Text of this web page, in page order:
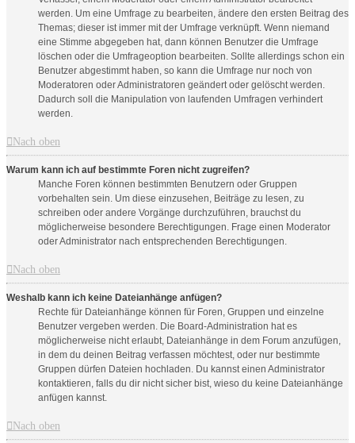
werden. Um eine Umfrage zu bearbeiten, ändere den ersten Beitrag des
Themas; dieser ist immer mit der Umfrage verknüpft. Wenn niemand
eine Stimme abgegeben hat, dann können Benutzer die Umfrage
löschen oder die Umfrageoption bearbeiten. Sollte allerdings schon ein
Benutzer abgestimmt haben, so kann die Umfrage nur noch von
Moderatoren oder Administratoren geändert oder gelöscht werden.
Dadurch soll die Manipulation von laufenden Umfragen verhindert
werden.
Nach oben
Warum kann ich auf bestimmte Foren nicht zugreifen?
Manche Foren können bestimmten Benutzern oder Gruppen
vorbehalten sein. Um diese einzusehen, Beiträge zu lesen, zu
schreiben oder andere Vorgänge durchzuführen, brauchst du
möglicherweise besondere Berechtigungen. Frage einen Moderator
oder Administrator nach entsprechenden Berechtigungen.
Nach oben
Weshalb kann ich keine Dateianhänge anfügen?
Rechte für Dateianhänge können für Foren, Gruppen und einzelne
Benutzer vergeben werden. Die Board-Administration hat es
möglicherweise nicht erlaubt, Dateianhänge in dem Forum anzufügen,
in dem du deinen Beitrag verfassen möchtest, oder nur bestimmte
Gruppen dürfen Dateien hochladen. Du kannst einen Administrator
kontaktieren, falls du dir nicht sicher bist, wieso du keine Dateianhänge
anfügen kannst.
Nach oben